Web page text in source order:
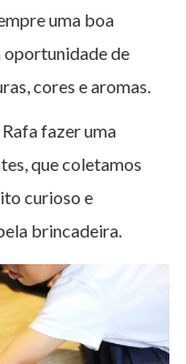
uma boa
oportunidade de
cores e aromas.
fazer uma
que coletamos
curioso e
brincadeira.